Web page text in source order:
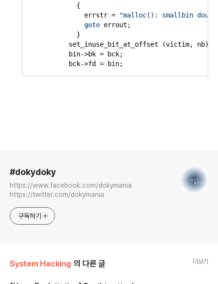
{
errstr =
"malloc(): smallbin
goto errout;
}
set_inuse_bit_at_offset (victim, nb);
bin->bk = bck;
bck->fd = bin;
#dokydoky
https://www.facebook.com/dokymania
https://twitter.com/dokymania
구독하기
System Hacking 의 다른 글 더보기